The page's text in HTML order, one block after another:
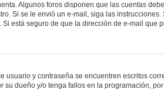
Algunos foros disponen que las cuentas
Si se le envió un e-mail, siga las
está seguro de que la dirección de e-mail que
y contraseña se encuentren escritos
dueño y/o tenga fallos en la programación,